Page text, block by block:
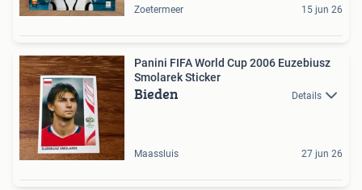
Zoetermeer 15 jun 26
Panini FIFA World Cup 2006 Euzebiusz
Smolarek Sticker
Bieden Details
Maassluis 27 jun 26